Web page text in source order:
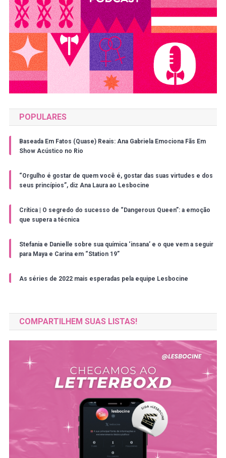
POPULARES
Baseada Em Fatos (Quase) Reais: Ana Gabriela Emociona Fãs Em
Show Acústico no Rio
“Orgulho é gostar de quem você é, gostar das suas virtudes e dos
seus princípios”, diz Ana Laura ao Lesbocine
Crítica | O segredo do sucesso de “Dangerous Queen”: a emoção
que supera a técnica
Stefania e Danielle sobre sua química ‘insana’ e o que vem a seguir
para Maya e Carina em “Station 19”
As séries de 2022 mais esperadas pela equipe Lesbocine
COMPARTILHEM SUAS LISTAS!